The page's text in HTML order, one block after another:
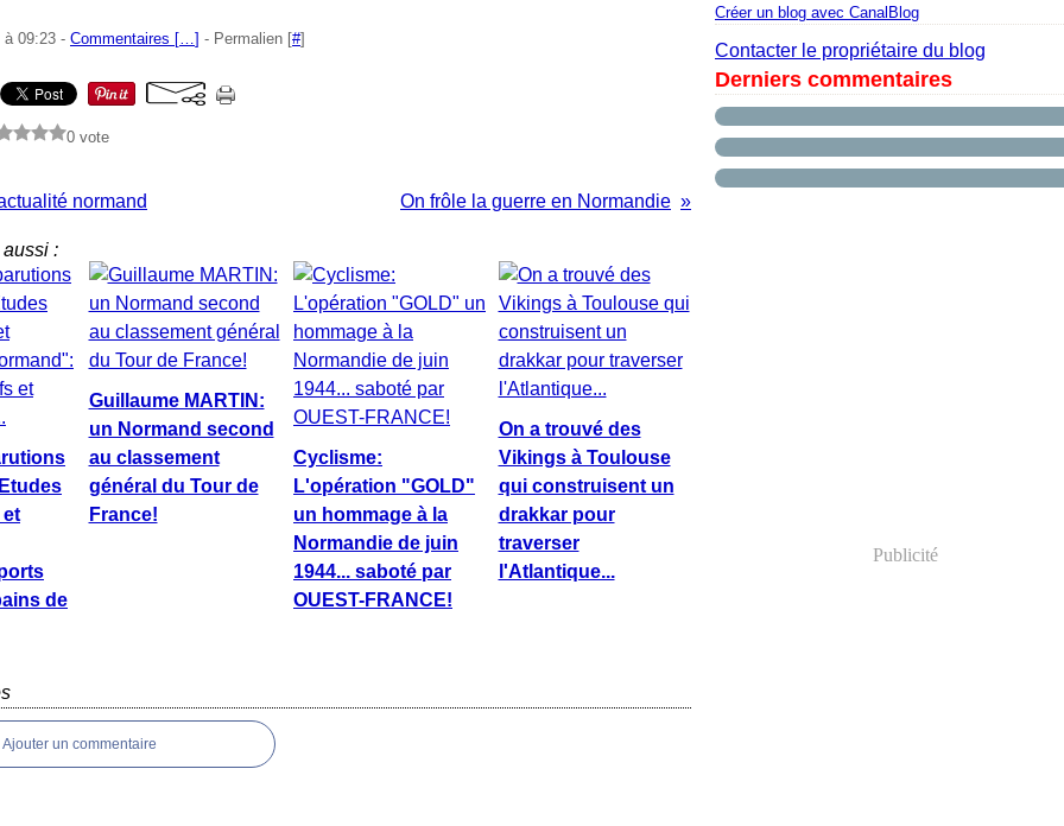
à 09:23 - Commentaires […] - Permalien [#]
0 vote
normand On frôle la guerre en Normandie
aussi :
et
de
Guillaume MARTIN:
un Normand second
au classement
général du Tour de
France!
Cyclisme:
L'opération "GOLD"
un hommage à la
Normandie de juin
1944... saboté par
OUEST-FRANCE!
On a trouvé des
Vikings à Toulouse
qui construisent un
drakkar pour
traverser
l'Atlantique...
Ajouter un commentaire
Créer un blog avec CanalBlog
Contacter le propriétaire du blog
Derniers commentaires
Publicité